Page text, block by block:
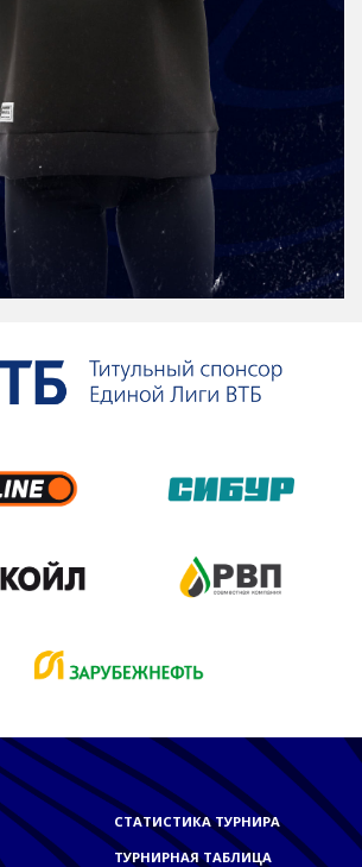
СТАТИСТИКА ТУРНИРА
ТУРНИРНАЯ ТАБЛИЦА